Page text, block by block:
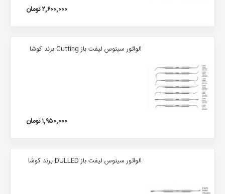
۲,۶۰۰,۰۰۰ تومان
الواتور سینوس لیفت باز Cutting برند کوشا
۱,۹۵۰,۰۰۰ تومان
الواتور سینوس لیفت باز DULLED برند کوشا